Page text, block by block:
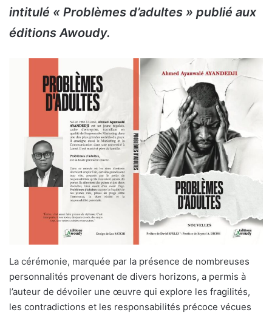
intitulé « Problèmes d’adultes » publié aux
éditions Awoudy.
La cérémonie, marquée par la présence de nombreuses
personnalités provenant de divers horizons, a permis à
l’auteur de dévoiler une œuvre qui explore les fragilités,
les contradictions et les responsabilités précoce vécues